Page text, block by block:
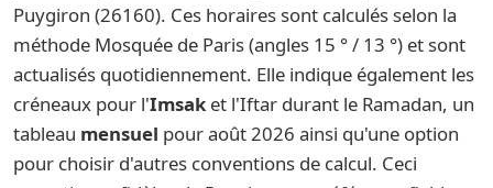
Puygiron (26160). Ces horaires sont calculés selon la
méthode Mosquée de Paris (angles 15 ° / 13 °) et sont
actualisés quotidiennement. Elle indique également les
créneaux pour l'Imsak et l'Iftar durant le Ramadan, un
tableau mensuel pour août 2026 ainsi qu'une option
pour choisir d'autres conventions de calcul. Ceci